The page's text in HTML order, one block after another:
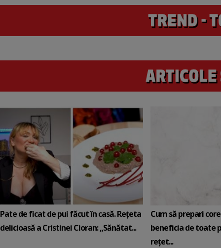
Pate de ficat de pui făcut în casă. Rețeta
delicioasă a Cristinei Cioran: „Sănătat...
Cum să prepari
beneficia de toate
rețet...